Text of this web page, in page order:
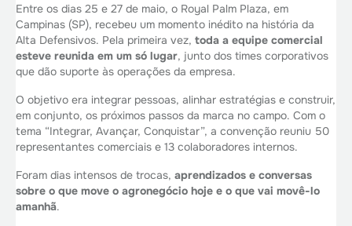
Entre os dias 25 e 27 de maio, o Royal Palm Plaza, em
Campinas (SP), recebeu um momento inédito na história da
Alta Defensivos. Pela primeira vez, toda a equipe comercial
esteve reunida em um só lugar, junto dos times corporativos
que dão suporte às operações da empresa.
O objetivo era integrar pessoas, alinhar estratégias e construir,
em conjunto, os próximos passos da marca no campo. Com o
tema “Integrar, Avançar, Conquistar”, a convenção reuniu 50
representantes comerciais e 13 colaboradores internos.
Foram dias intensos de trocas, aprendizados e conversas
sobre o que move o agronegócio hoje e o que vai movê-lo
amanhã.